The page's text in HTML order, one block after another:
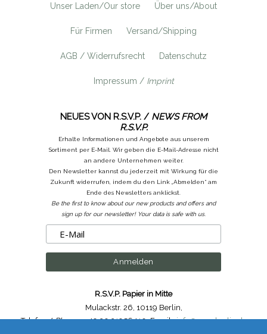
Unser Laden/Our store Über uns/About
Für Firmen Versand/Shipping
AGB / Widerrufsrecht Datenschutz
Impressum / Imprint
NEUES VON R.S.V.P. / NEWS FROM
R.S.V.P.
Erhalte Informationen und Angebote aus unserem
Sortiment per E-Mail. Wir geben die E-Mail-Adresse nicht
an andere Unternehmen weiter.
Den Newsletter kannst du jederzeit mit Wirkung für die
Zukunft widerrufen, indem du den Link „Abmelden“ am
Ende des Newsletters anklickst.
Be the first to know about our new products and offers and
sign up for our newsletter! Your data is safe with us.
R.S.V.P. Papier in Mitte
Mulackstr. 26 10119 Berlin
Telefon /Phone: ++49.30.31956410,Email :info@rsvp-berlin.de